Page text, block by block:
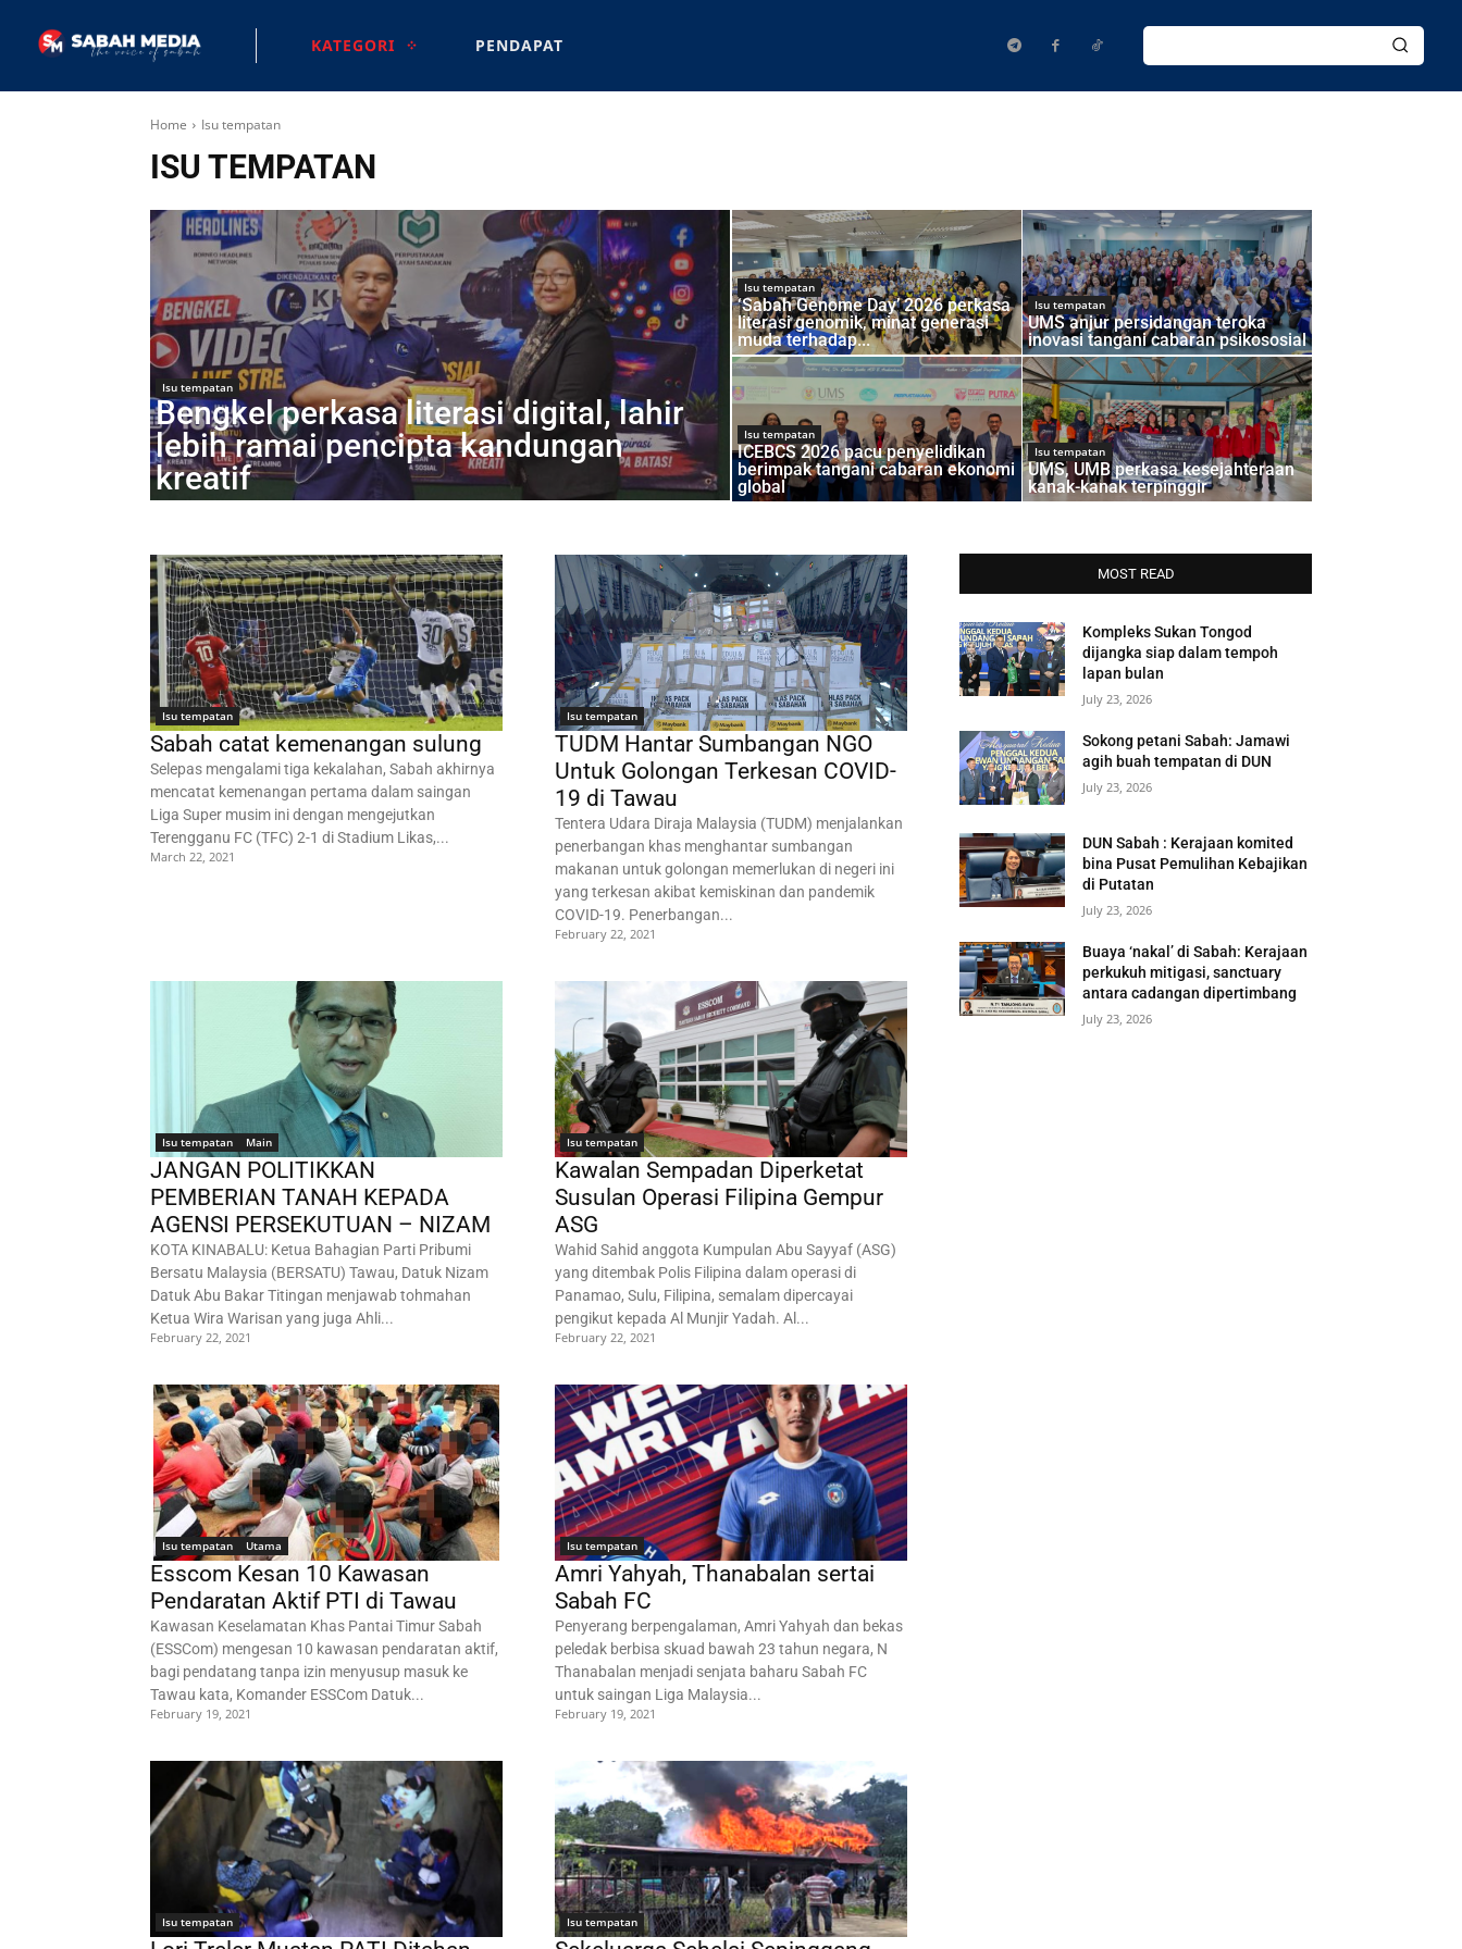
KATEGORI PENDAPAT
Home Isu tempatan
ISU TEMPATAN
Isu tempatan
Bengkel perkasa literasi digital, lahir
lebih ramai pencipta kandungan
kreatif
Isu tempatan
‘Sabah Genome Day’ 2026 perkasa
literasi genomik, minat generasi
muda terhadap...
Isu tempatan
UMS anjur persidangan teroka
inovasi tangani cabaran psikososial
Isu tempatan
ICEBCS 2026 pacu penyelidikan
berimpak tangani cabaran ekonomi
global
Isu tempatan
UMS, UMB perkasa kesejahteraan
kanak-kanak terpinggir
Isu tempatan
Sabah catat kemenangan sulung
Selepas mengalami tiga kekalahan, Sabah akhirnya
mencatat kemenangan pertama dalam saingan
Liga Super musim ini dengan mengejutkan
Terengganu FC (TFC) 2-1 di Stadium Likas,...
March 22, 2021
Isu tempatan
TUDM Hantar Sumbangan NGO
Untuk Golongan Terkesan COVID-
19 di Tawau
Tentera Udara Diraja Malaysia (TUDM) menjalankan
penerbangan khas menghantar sumbangan
makanan untuk golongan memerlukan di negeri ini
yang terkesan akibat kemiskinan dan pandemik
COVID-19. Penerbangan...
February 22, 2021
Isu tempatan Main
JANGAN POLITIKKAN
PEMBERIAN TANAH KEPADA
AGENSI PERSEKUTUAN – NIZAM
KOTA KINABALU: Ketua Bahagian Parti Pribumi
Bersatu Malaysia (BERSATU) Tawau, Datuk Nizam
Datuk Abu Bakar Titingan menjawab tohmahan
Ketua Wira Warisan yang juga Ahli...
February 22, 2021
Isu tempatan
Kawalan Sempadan Diperketat
Susulan Operasi Filipina Gempur
ASG
Wahid Sahid anggota Kumpulan Abu Sayyaf (ASG)
yang ditembak Polis Filipina dalam operasi di
Panamao, Sulu, Filipina, semalam dipercayai
pengikut kepada Al Munjir Yadah. Al...
February 22, 2021
Isu tempatan Utama
Esscom Kesan 10 Kawasan
Pendaratan Aktif PTI di Tawau
Kawasan Keselamatan Khas Pantai Timur Sabah
(ESSCom) mengesan 10 kawasan pendaratan aktif,
bagi pendatang tanpa izin menyusup masuk ke
Tawau kata, Komander ESSCom Datuk...
February 19, 2021
Isu tempatan
Amri Yahyah, Thanabalan sertai
Sabah FC
Penyerang berpengalaman, Amri Yahyah dan bekas
peledak berbisa skuad bawah 23 tahun negara, N
Thanabalan menjadi senjata baharu Sabah FC
untuk saingan Liga Malaysia...
February 19, 2021
Isu tempatan Isu tempatan
MOST READ
Kompleks Sukan Tongod
dijangka siap dalam tempoh
lapan bulan
July 23, 2026
Sokong petani Sabah: Jamawi
agih buah tempatan di DUN
July 23, 2026
DUN Sabah : Kerajaan komited
bina Pusat Pemulihan Kebajikan
di Putatan
July 23, 2026
Buaya ‘nakal’ di Sabah: Kerajaan
perkukuh mitigasi, sanctuary
antara cadangan dipertimbang
July 23, 2026